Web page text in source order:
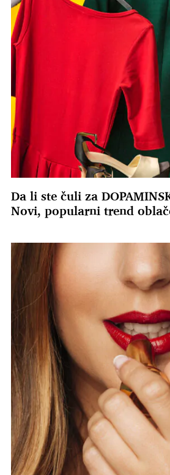
Da li ste čuli za
Novi, popularni trend